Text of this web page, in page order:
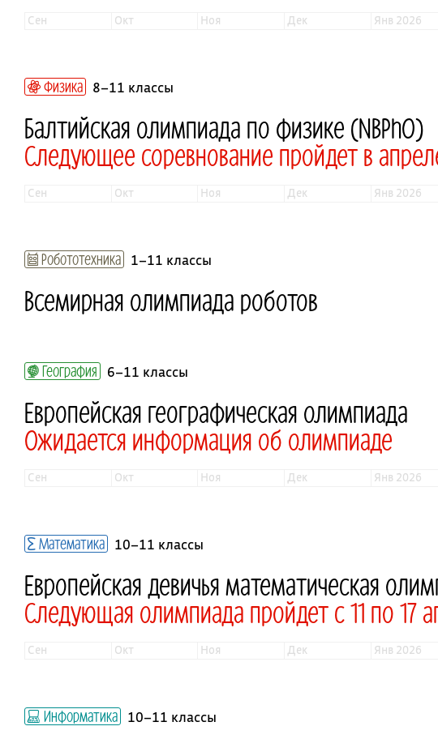
сен окт ноя дек янв 2026
Физика 8–11 классы
Балтийская олимпиада по физике (NBPhO)
Следующее соревнование пройдет в
сен окт ноя дек янв 2026
Робототехника 1–11 классы
Всемирная олимпиада роботов
География 6–11 классы
Европейская географическая олимпиада
Ожидается информация об олимпиаде
сен окт ноя дек янв 2026
Математика 10–11 классы
Европейская девичья математическая
Следующая олимпиада пройдет с 11 по 17
сен окт ноя дек янв 2026
Информатика 10–11 классы